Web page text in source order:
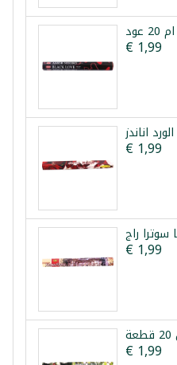
€ 1,99
اناندز
€ 1,99
سوترا راج
€ 1,99
€ 1,99